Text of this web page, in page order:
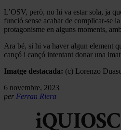
L’OSV, però, no hi va estar sola, ja
funció sense acabar de complicar-se
protagonisme en alguns moments,
Ara bé, si hi va haver algun element
cançó i cançó intentant donar una
Imatge destacada: (c) Lorenzo
6 novembre, 2023
per Ferran Riera